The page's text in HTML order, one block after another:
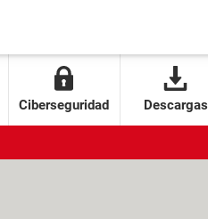
Ciberseguridad Descargas